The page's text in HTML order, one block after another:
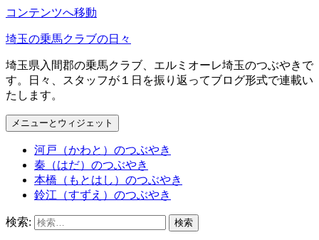
コンテンツへ移動
埼玉の乗馬クラブの日々
埼玉県入間郡の乗馬クラブ、エルミオーレ埼玉のつぶやきで
す。日々、スタッフが１日を振り返ってブログ形式で連載い
たします。
メニューとウィジェット
河戸（かわと）のつぶやき
秦（はだ）のつぶやき
本橋（もとはし）のつぶやき
鈴江（すずえ）のつぶやき
検索: